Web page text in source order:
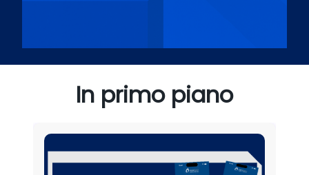
In primo piano